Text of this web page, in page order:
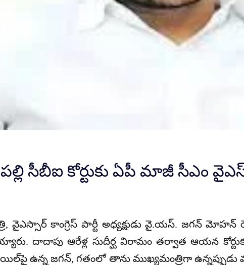
సీబీఐ కోర్టుకు ఏపీ మాజీ సీఎం
వైఎస్సార్ కాంగ్రెస్ పార్టీ అధ్యక్షుడువై.యస్. జగన్‌ మోహన్
దాదాపుఆరేళ్ల సుదీర్ఘ విరామంతర్వాత ఆయన
బెయిల్‌పై ఉన్న జగన్, గతంలో తాను ముఖ్యమంత్రిగా